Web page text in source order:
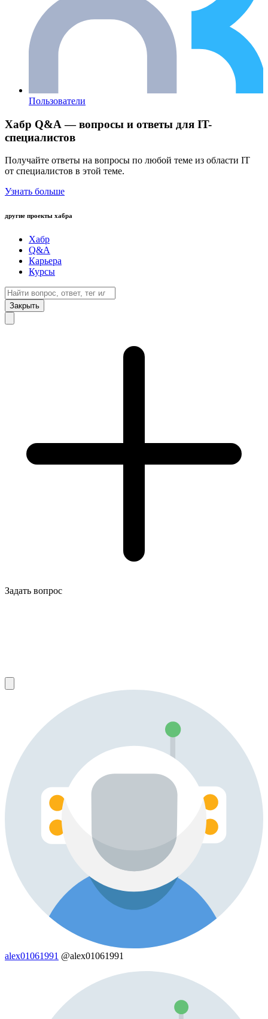
Пользователи
Хабр Q&A — вопросы и ответы для IT-
специалистов
Получайте ответы на вопросы по любой теме из области IT
от специалистов в этой теме.
Узнать больше
другие проекты хабра
Хабр
Q&A
Карьера
Курсы
Закрыть
Задать вопрос
alex01061991 @alex01061991